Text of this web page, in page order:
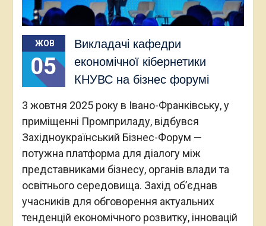
ЖОВ
05
Викладачі кафедри
економічної кібернетики
КНУВС на бізнес форумі
3 жовтня 2025 року в Івано-Франківську, у
приміщенні Промприладу, відбувся
Західноукраїнський Бізнес-Форум —
потужна платформа для діалогу між
представниками бізнесу, органів влади та
освітнього середовища. Захід об’єднав
учасників для обговорення актуальних
тенденцій економічного розвитку, інновацій